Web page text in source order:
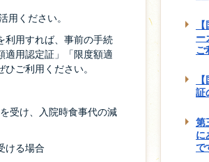
用ください。
利用すれば、事前の手続
適用認定証」「限度額適
ご利用ください。
受け、入院時食事代の減
ける場合
ー
ご
証
第
に
で